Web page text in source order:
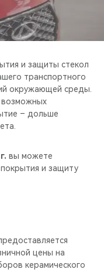
и защиты стекол
транспортного
окружающей среды.
– дольше
вы можете
и защиту
цены на
керамического